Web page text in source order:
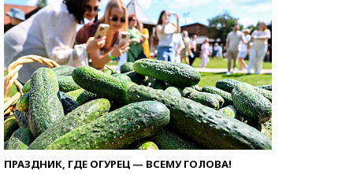
ПРАЗДНИК, ГДЕ ОГУРЕЦ — ВСЕМУ ГОЛОВА!